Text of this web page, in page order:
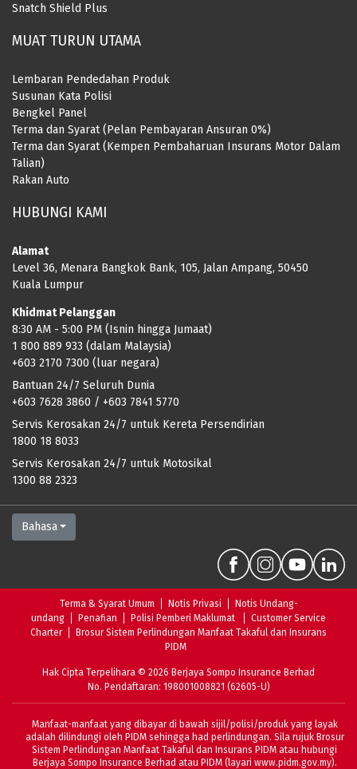
Snatch Shield Plus
MUAT TURUN UTAMA
Lembaran Pendedahan Produk
Susunan Kata Polisi
Bengkel Panel
Terma dan Syarat (Pelan Pembayaran Ansuran 0%)
Terma dan Syarat (Kempen Pembaharuan Insurans Motor Dalam
Talian)
Rakan Auto
HUBUNGI KAMI
Alamat
Level 36, Menara Bangkok Bank, 105, Jalan Ampang, 50450
Kuala Lumpur
Khidmat Pelanggan
8:30 AM - 5:00 PM (Isnin hingga Jumaat)
1 800 889 933 (dalam Malaysia)
+603 2170 7300 (luar negara)
Bantuan 24/7 Seluruh Dunia
+603 7628 3860 / +603 7841 5770
Servis Kerosakan 24/7 untuk Kereta Persendirian
1800 18 8033
Servis Kerosakan 24/7 untuk Motosikal
1300 88 2323
Bahasa
Terma & Syarat Umum Notis Privasi
Notis Undang-
undang
Penafian Polisi Pemberi Maklumat
Customer Service
Charter
Brosur Sistem Perlindungan Manfaat Takaful dan Insurans
PIDM
Hak Cipta Terpelihara © 2026 Berjaya Sompo Insurance Berhad
No. Pendaftaran: 198001008821 (62605-U)
Manfaat-manfaat yang dibayar di bawah sijil/polisi/produk yang layak
adalah dilindungi oleh PIDM sehingga had perlindungan. Sila rujuk Brosur
Sistem Perlindungan Manfaat Takaful dan Insurans PIDM atau hubungi
Berjaya Sompo Insurance Berhad atau PIDM (layari www.pidm.gov.my).